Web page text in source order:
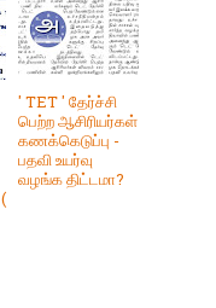
' TET ' தேர்ச்சி
பெற்ற ஆசிரியர்கள்
கணக்கெடுப்பு -
பதவி உயர்வு
வழங்க திட்டமா?